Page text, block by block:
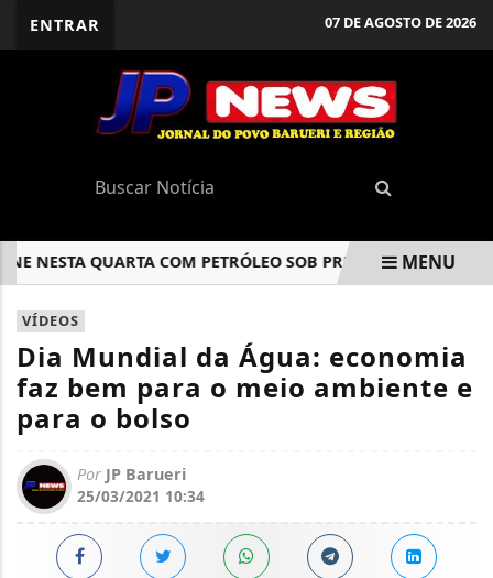
ENTRAR 07 DE AGOSTO DE 2026
QUARTA COM PETRÓLEO SOB PRESSÃO DA GUERRA
EM ALTA
MENU
VÍDEOS
Dia Mundial da Água: economia
faz bem para o meio ambiente e
para o bolso
Por JP Barueri
25/03/2021 10:34